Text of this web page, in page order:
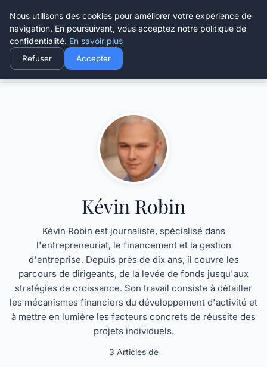
Henry Panky
Accueil Kévin Robin
Kévin Robin
Kévin Robin est journaliste, spécialisé dans
l'entrepreneuriat, le financement et la gestion
d'entreprise. Depuis près de dix ans, il couvre les
parcours de dirigeants, de la levée de fonds jusqu'aux
stratégies de croissance. Son travail consiste à détailler
les mécanismes financiers du développement d'activité et
à mettre en lumière les facteurs concrets de réussite des
projets individuels.
3 Articles de
Nous utilisons des cookies pour améliorer votre expérience de
navigation. En poursuivant, vous acceptez notre politique de
confidentialité. En savoir plus
Refuser Accepter